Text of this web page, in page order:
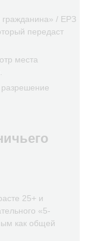
гражданина» / ЕРЗ
передаст
места
25+ и
«5-
как общей